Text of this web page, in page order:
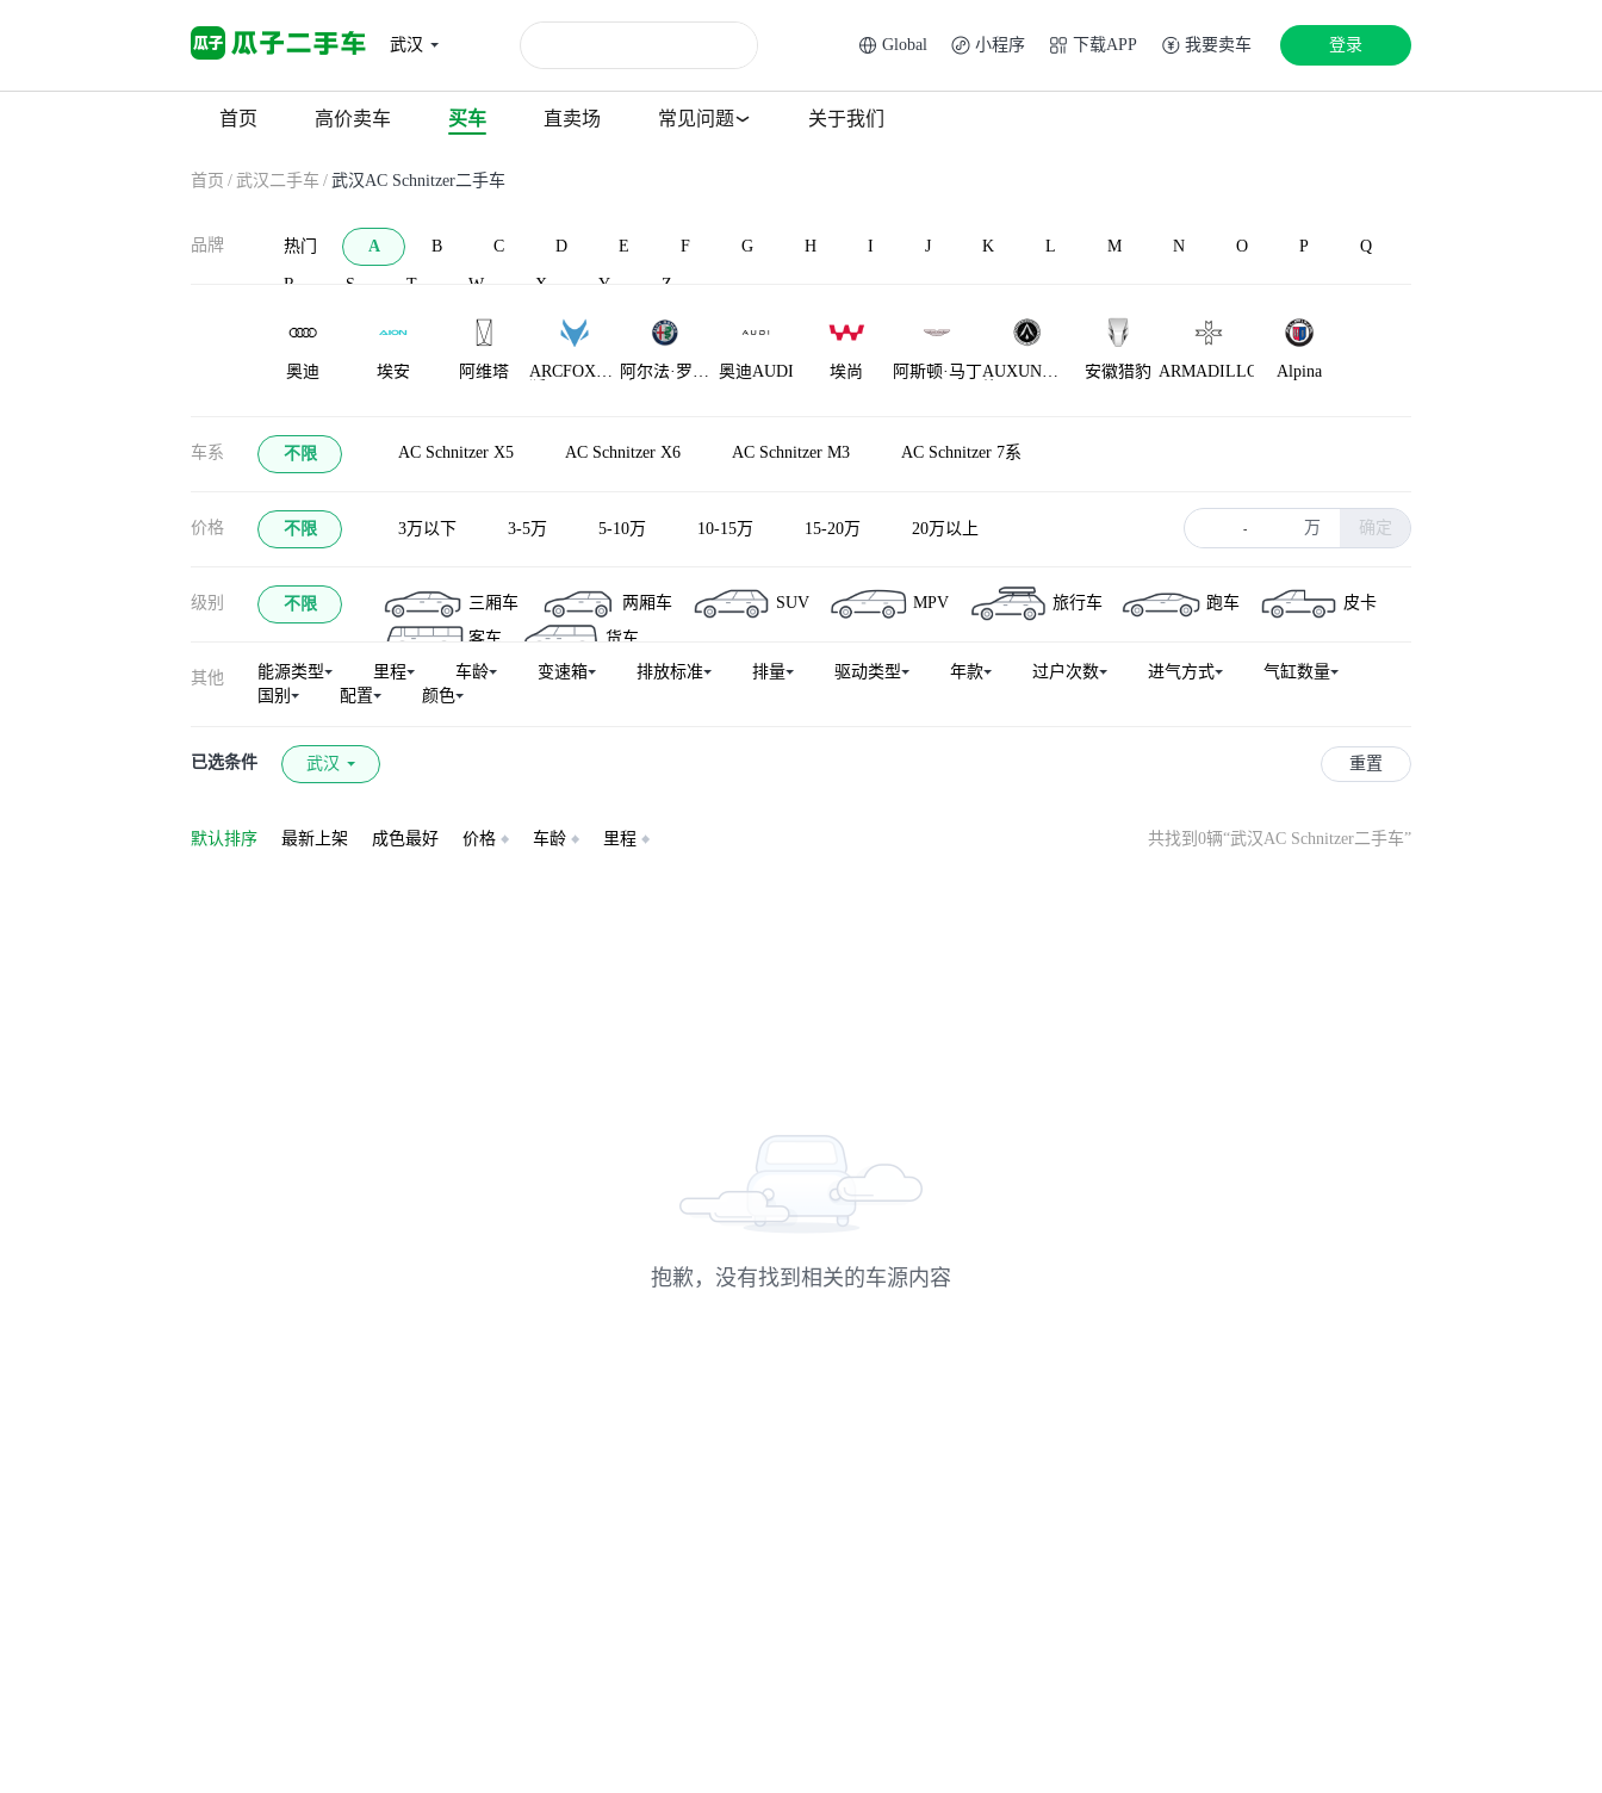
武汉 Global 小程序 下载APP 我要卖车 登录
首页 高价卖车 买车 直卖场 常见问题 关于我们
首页 / 武汉二手车 / 武汉AC Schnitzer二手车
品牌 热门 A B C D E F G H I J K L M N O P Q
R S T W X Y Z
奥迪 埃安 阿维塔
ARCFOX极 阿尔法·罗密 奥迪AUDI 埃尚 阿斯顿·马丁AUXUN傲
安徽猎豹 ARMADILLO Alpina
AC Schnitzer 安凯客车 爱驰 AM晓奥
车系 不限 AC Schnitzer X5 AC Schnitzer X6 AC Schnitzer M3 AC Schnitzer 7系
价格 不限 3万以下 3-5万 5-10万 10-15万 15-20万 20万以上 - 万 确定
级别 不限 三厢车 两厢车 SUV MPV 旅行车 跑车
皮卡
客车
货车
其他 能源类型 里程 车龄 变速箱 排放标准 排量 驱动类型 年款 过户次数 进气方式
气缸数量
国别
配置 颜色
已选条件 武汉 重置
默认排序 最新上架 成色最好 价格 车龄 里程 共找到0辆“武汉AC Schnitzer二手车”
抱歉，没有找到相关的车源内容